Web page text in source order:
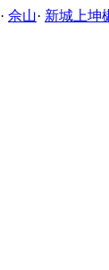
· 佘山· 新城上坤